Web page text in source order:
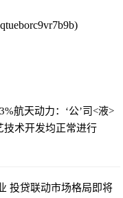
航天动力：‘公’司<液>
技术开发均正常进行
投贷联动市场格局即将